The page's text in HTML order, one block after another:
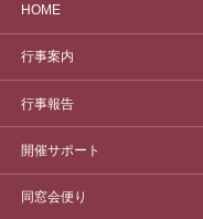
HOME
行事案内
行事報告
開催サポート
同窓会便り